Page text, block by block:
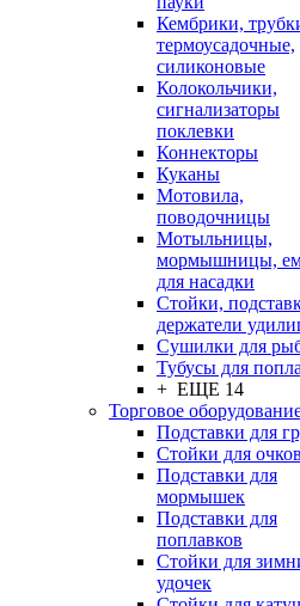
Кембрики,
термоусадочные,
силиконовые
Колокольчики,
сигнализаторы
поклевки
Коннекторы
Куканы
Мотовила,
поводочницы
Мотыльницы,
мормышницы,
для насадки
Стойки,
держатели
Сушилки для
Тубусы для
+ ЕЩЕ 14
Торговое
Подставки для
Стойки для очков
Подставки для
мормышек
Подставки для
поплавков
Стойки для
удочек